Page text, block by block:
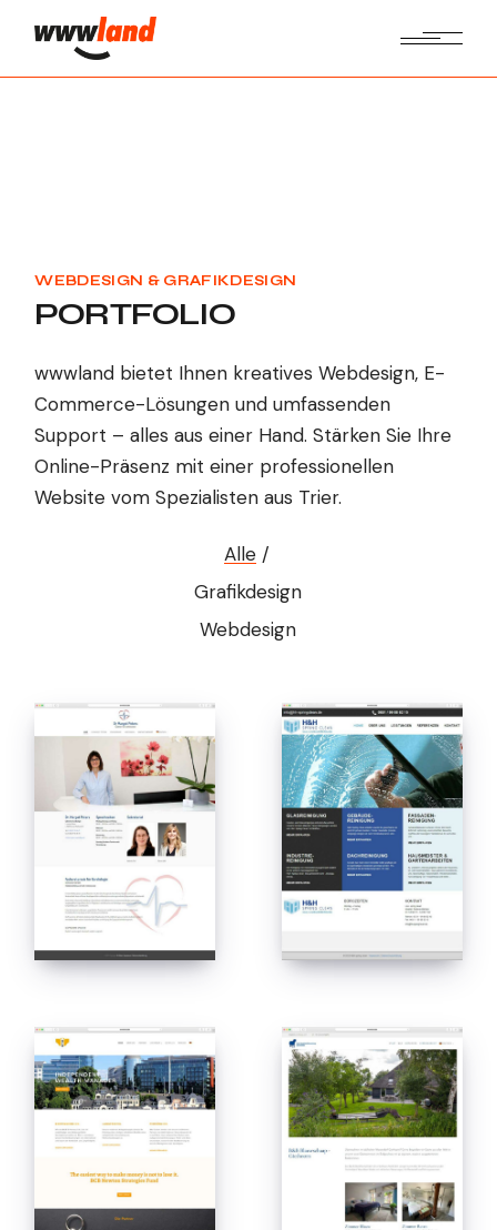
WEBDESIGN & GRAFIKDESIGN
PORTFOLIO
wwwland bietet Ihnen kreatives Webdesign, E-
Commerce-Lösungen und umfassenden
Support – alles aus einer Hand. Stärken Sie Ihre
Online-Präsenz mit einer professionellen
Website vom Spezialisten aus Trier.
Alle
Grafikdesign
Webdesign